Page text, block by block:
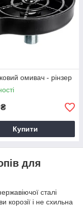
омивач - рінзер
₴
Купити
для
сталі
корозії і не схильна